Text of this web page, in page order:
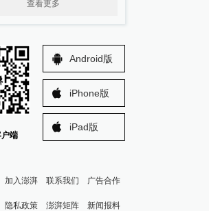
查看更多
端
Android版
iPhone版
iPad版
加入澎湃 联系我们 广告合作
隐私政策 澎湃矩阵 新闻报料